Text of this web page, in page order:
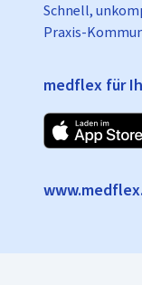
Schnell,
Praxis-
medflex für